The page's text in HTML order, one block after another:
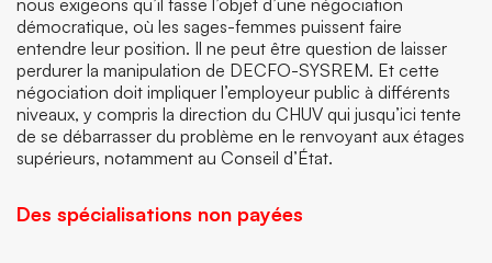
nous exigeons qu’il fasse l’objet d’une négociation
démocratique, où les sages-femmes puissent faire
entendre leur position. Il ne peut être question de laisser
perdurer la manipulation de DECFO-SYSREM. Et cette
négociation doit impliquer l’employeur public à différents
niveaux, y compris la direction du CHUV qui jusqu’ici tente
de se débarrasser du problème en le renvoyant aux étages
supérieurs, notamment au Conseil d’État.
Des spécialisations non payées